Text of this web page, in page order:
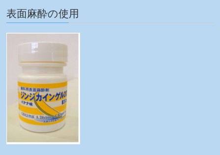
表面麻酔の使用